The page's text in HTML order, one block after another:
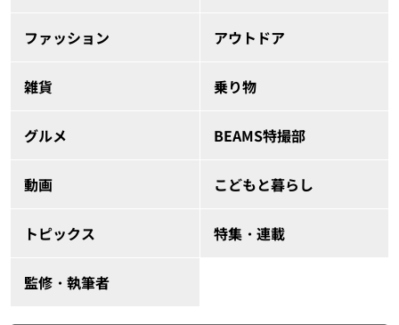
ファッション アウトドア
雑貨 乗り物
グルメ BEAMS特撮部
動画 こどもと暮らし
トピックス 特集・連載
監修・執筆者